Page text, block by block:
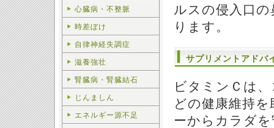
ルスの侵入口
ります。
サプリメントアドバ
ビタミンＣは
どの健康維持
ーからカラダ
心臓病・不整脈
時差ぼけ
自律神経失調症
滋養強壮
腎臓病・腎臓結石
じんましん
エネルギー源不足